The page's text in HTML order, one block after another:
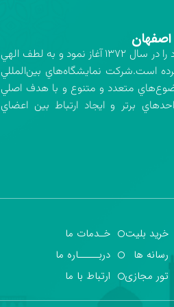
شركت نمايشگاه‌هاي بين‌المللي استان اصفهان فعاليت خود را در سال ۱۳۷۲ آغاز نمود و به لطف الهي
است.شركت نمايشگاه‌هاي بين‌المللي
متعدد و متنوع و با هدف اصلي
برتر و ايجاد ارتباط بين اعضاي
خرید بلیت
رسانه ها
تور مجازی
خـدمات ما
دربـــــاره ما
ارتباط با ما